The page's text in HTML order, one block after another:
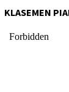
KLASEMEN